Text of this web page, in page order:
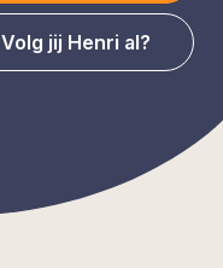
Volg jij Henri al?